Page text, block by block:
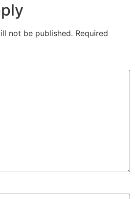
not be published. Required